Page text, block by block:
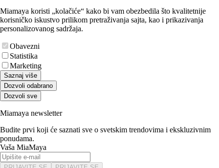
Miamaya koristi „kolačiće“ kako bi vam obezbedila što kvalitetnije
korisničko iskustvo prilikom pretraživanja sajta, kao i prikazivanja
personalizovanog sadržaja.
Obavezni
Statistika
Marketing
Saznaj više
Dozvoli odabrano
Dozvoli sve
Miamaya newsletter
Budite prvi koji će saznati sve o svetskim trendovima i ekskluzivnim
ponudama.
Vaša MiaMaya